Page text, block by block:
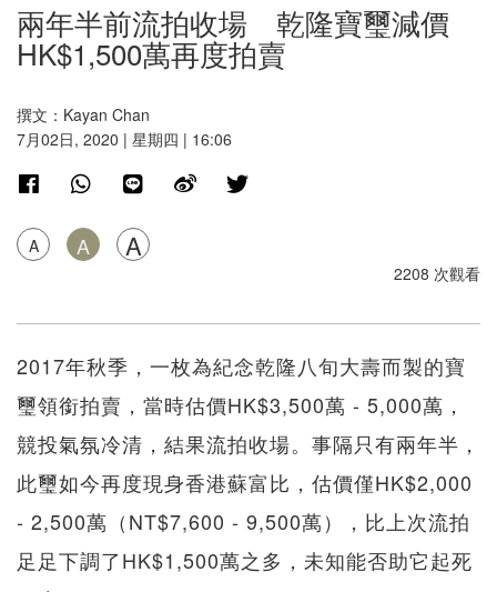
兩年半前流拍收場 乾隆寶璽減價
HK$1,500萬再度拍賣
撰文：Kayan Chan
7月02日, 2020 | 星期四 | 16:06
A A A
2208 次觀看
2017年秋季，一枚為紀念乾隆八旬大壽而製的寶
璽領銜拍賣，當時估價HK$3,500萬 - 5,000萬，
競投氣氛冷清，結果流拍收場。事隔只有兩年半，
此璽如今再度現身香港蘇富比，估價僅HK$2,000
- 2,500萬（NT$7,600 - 9,500萬），比上次流拍
足足下調了HK$1,500萬之多，未知能否助它起死